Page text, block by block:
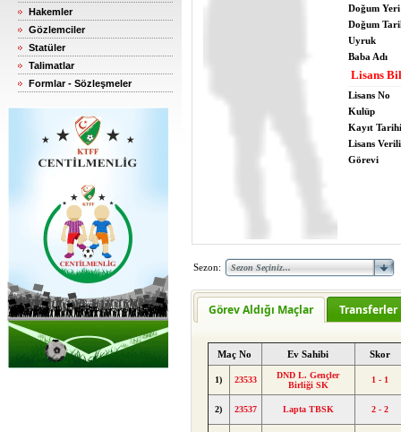
Hakemler
Gözlemciler
Statüler
Talimatlar
Formlar - Sözleşmeler
Doğum Yeri
Doğum
Uyruk
Baba Adı
Lisans
Lisans No
Kulüp
Kayıt Tarihi
Lisans
Görevi
Sezon:
Görev Aldığı Maçlar Transferler
Maç No Ev Sahibi Skor
1) 23533
DND L. Gençler
Birliği SK
1 - 1
2) 23537 Lapta TBSK 2 - 2